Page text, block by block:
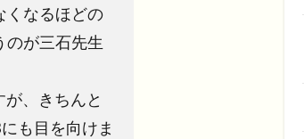
くなるほどの
のが三石先生
、きちんと
も目を向けま